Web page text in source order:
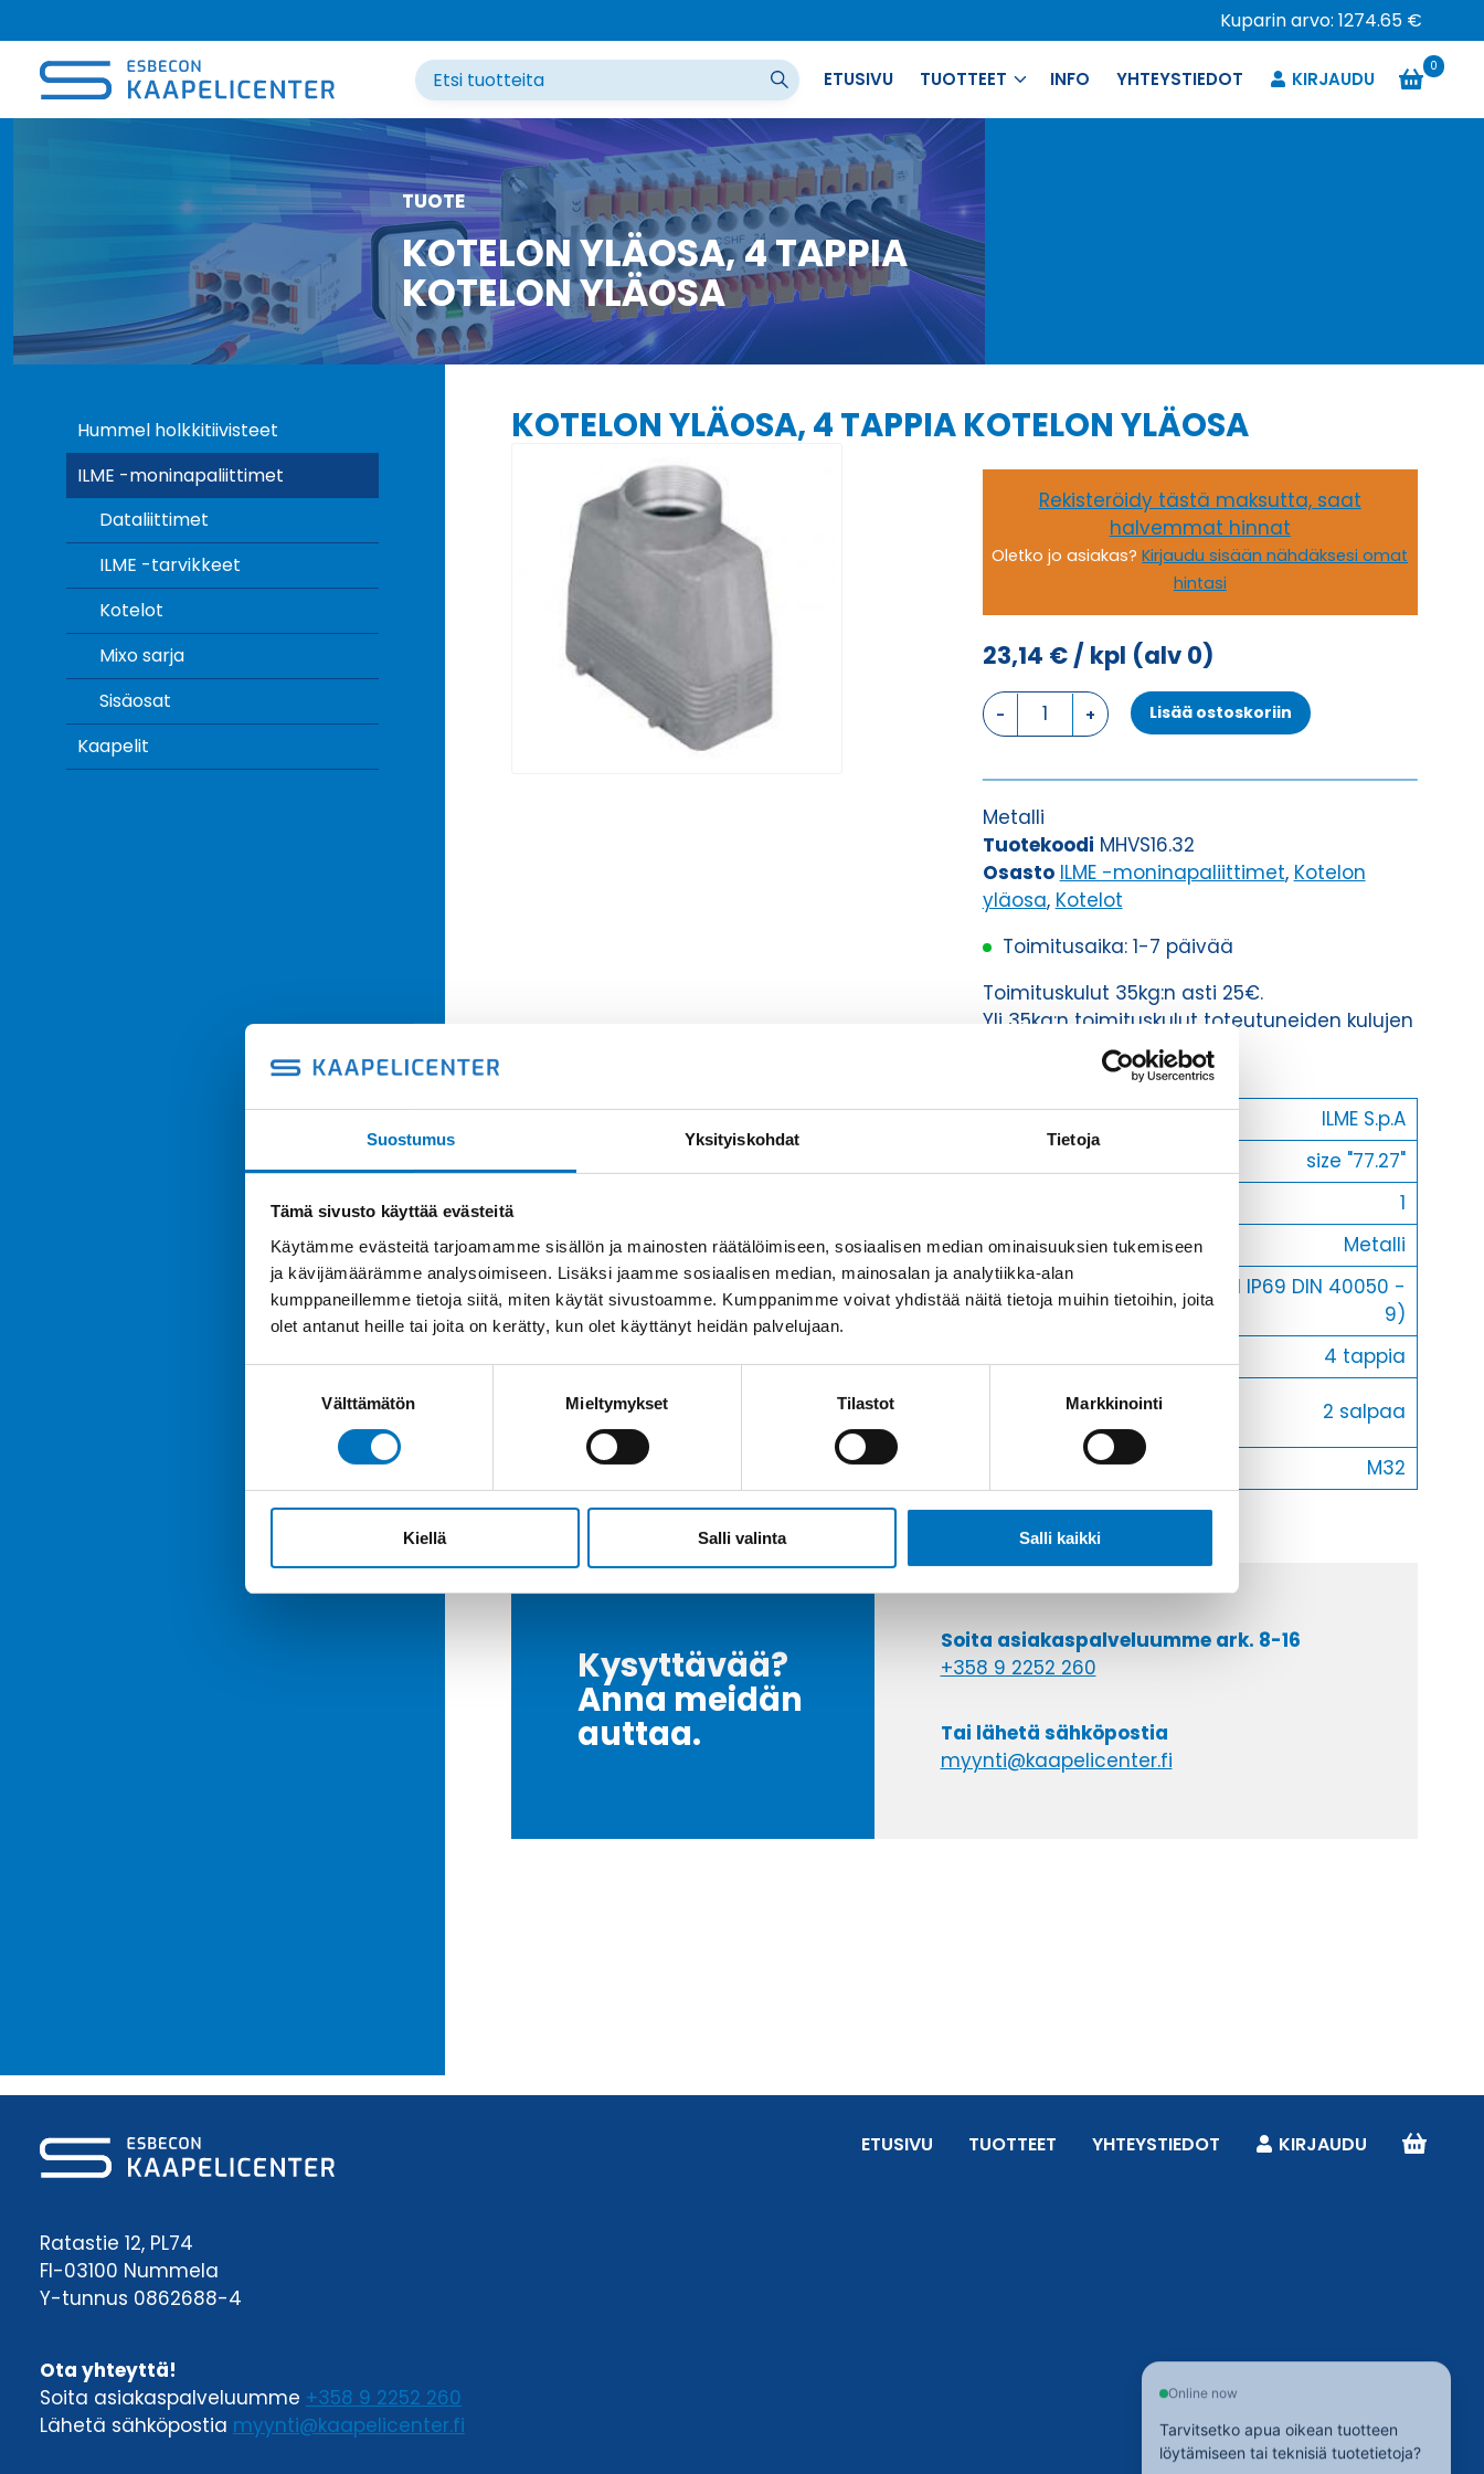
Suostumus Yksityiskohdat Tietoja
Tämä sivusto käyttää evästeitä
Käytämme evästeitä tarjoamamme sisällön ja mainosten räätälöimiseen, sosiaalisen median ominaisuuksien tukemiseen
ja kävijämäärämme analysoimiseen. Lisäksi jaamme sosiaalisen median, mainosalan ja analytiikka-alan
kumppaneillemme tietoja siitä, miten käytät sivustoamme. Kumppanimme voivat yhdistää näitä tietoja muihin tietoihin, joita
olet antanut heille tai joita on kerätty, kun olet käyttänyt heidän palvelujaan.
Välttämätön Mieltymykset Tilastot Markkinointi
Kiellä Salli valinta Salli kaikki
sisältöön
Kuparin arvo: 1274.65 €
ETUSIVU TUOTTEET INFO YHTEYSTIEDOT KIRJAUDU
0
TUOTE
KOTELON YLÄOSA, 4 TAPPIA
KOTELON YLÄOSA
Hummel holkkitiivisteet
ILME -moninapaliittimet
Dataliittimet
ILME -tarvikkeet
Kotelot
Mixo sarja
Sisäosat
Kaapelit
KOTELON YLÄOSA, 4 TAPPIA KOTELON YLÄOSA
Rekisteröidy tästä maksutta, saat
halvemmat hinnat
Oletko jo asiakas?Kirjaudu sisään nähdäksesi omat
hintasi
23,14 €/ kpl (alv 0)
KOTELON
YLÄOSA,
TAPPIA
KOTELON
YLÄOSA
määrä
Lisää ostoskoriin
Metalli
Tuotekoodi MHVS16.32
Osasto ILME -moninapaliittimet, Kotelon
yläosa, Kotelot
Toimitusaika: 1-7 päivää
Toimituskulut 35kg:n asti 25€.
Yli 35kg:n toimituskulut toteutuneiden kulujen
Valmistaja
ILME S.p.A
size "77.27"
1
Materiaali
Metalli
IP-luokka
IP66 (and IP69 DIN 40050 -
9)
4 tappia
Vastakohta
2 salpaa
M32
Kysyttävää?
Anna meidän
auttaa.
Soita asiakaspalveluumme ark. 8-16
+358 9 2252 260
Tai lähetä sähköpostia
myynti@kaapelicenter.fi
Ratastie 12, PL74
FI-03100 Nummela
Y-tunnus 0862688-4
Ota yhteyttä!
Soita asiakaspalveluumme +358 9 2252 260
Lähetä sähköpostia myynti@kaapelicenter.fi
ETUSIVU TUOTTEET YHTEYSTIEDOT KIRJAUDU
Online now
Tarvitsetko apua oikean tuotteen
löytämiseen tai teknisiä tuotetietoja?